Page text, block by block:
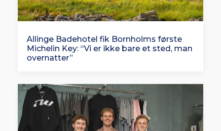
Allinge Badehotel fik Bornholms første
Michelin Key: “Vi er ikke bare et sted, man
overnatter”